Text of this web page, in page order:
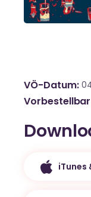
VÖ-Datum
iTunes